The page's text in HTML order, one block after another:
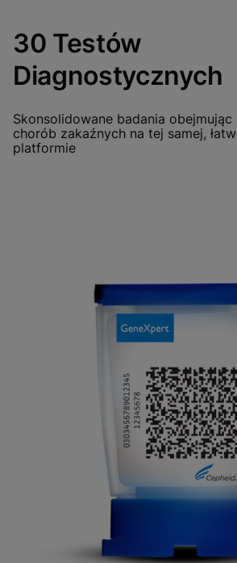
30 Testów
Diagnostycznych
Skonsolidowane badania
chorób zakaźnych na tej samej,
platformie